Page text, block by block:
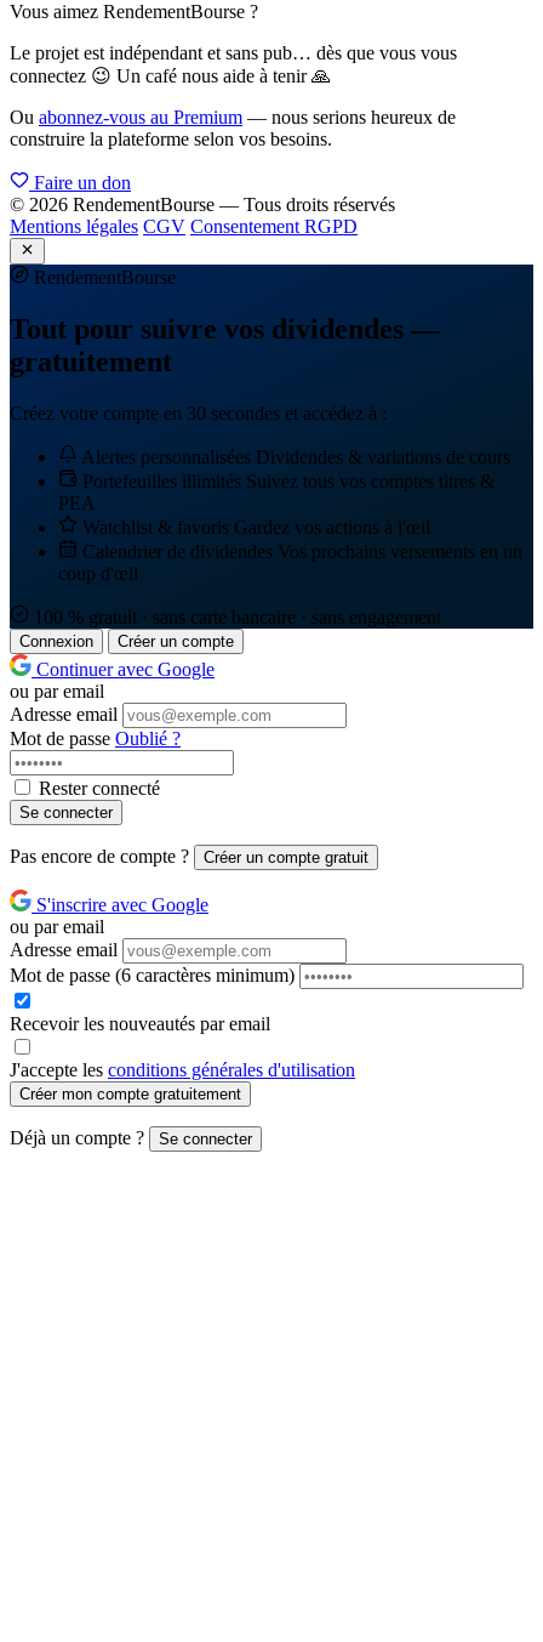
Vous aimez RendementBourse ?
Le projet est indépendant et sans pub… dès que vous vous
connectez 😉 Un café nous aide à tenir 🙏
Ou abonnez-vous au Premium — nous serions heureux de
construire la plateforme selon vos besoins.
Faire un don
© 2026 RendementBourse — Tous droits réservés
Mentions légales CGV Consentement RGPD
RendementBourse
Tout pour suivre vos dividendes —
gratuitement
Créez votre compte en 30 secondes et accédez à :
Alertes personnalisées Dividendes & variations de cours
Portefeuilles illimités Suivez tous vos comptes titres &
PEA
Watchlist & favoris Gardez vos actions à l'œil
Calendrier de dividendes Vos prochains versements en un
coup d'œil
100 % gratuit · sans carte bancaire · sans engagement
Connexion Créer un compte
Continuer avec Google
ou par email
Adresse email
Mot de passe Oublié ?
Rester connecté
Se connecter
Pas encore de compte ? Créer un compte gratuit
S'inscrire avec Google
ou par email
Adresse email
Mot de passe (6 caractères minimum)
Recevoir les nouveautés par email
J'accepte les conditions générales d'utilisation
Créer mon compte gratuitement
Déjà un compte ? Se connecter